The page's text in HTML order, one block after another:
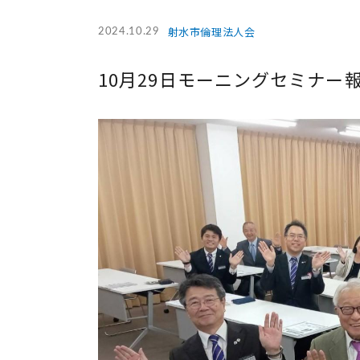
2024.10.29 射水市倫理法人会
10月29日モーニングセミナー